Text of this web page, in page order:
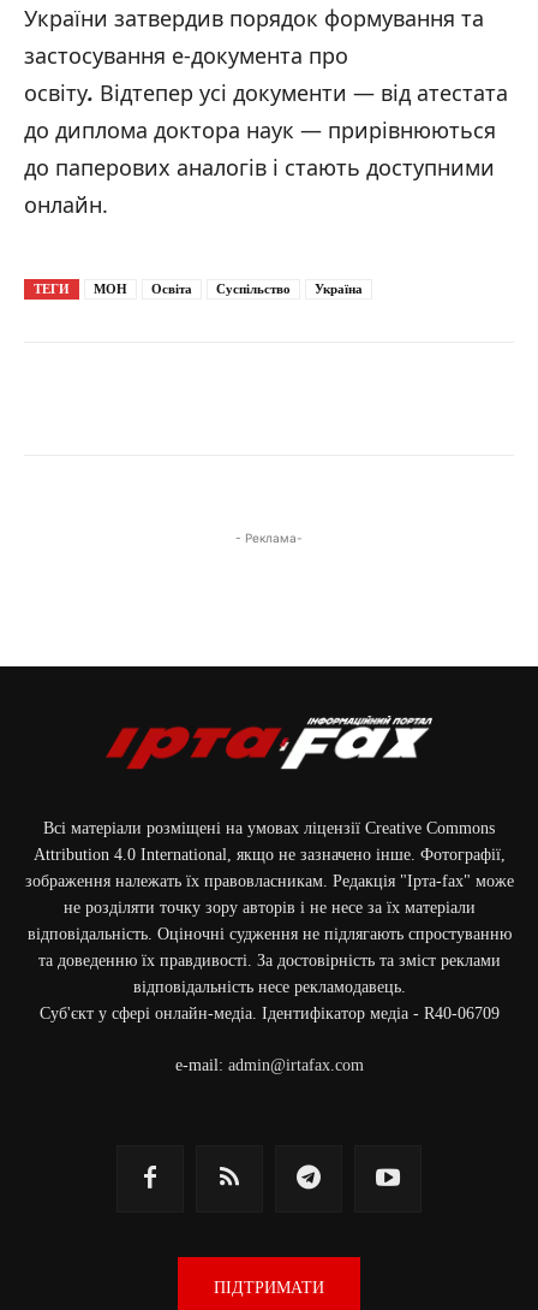
України затвердив порядок формування та
застосування е-документа про
освіту. Відтепер усі документи — від атестата
до диплома доктора наук — прирівнюються
до паперових аналогів і стають доступними
онлайн.
ТЕГИ МОН Освіта Суспільство Україна
- Реклама-
Всі матеріали розміщені на умовах ліцензії Creative Commons
Attribution 4.0 International, якщо не зазначено інше. Фотографії,
зображення належать їх правовласникам. Редакція "Ірта-fax" може
не розділяти точку зору авторів і не несе за їх матеріали
відповідальність. Оціночні судження не підлягають спростуванню
та доведенню їх правдивості. За достовірність та зміст реклами
відповідальність несе рекламодавець.
Cуб'єкт у сфері онлайн-медіа. Ідентифікатор медіа - R40-06709
e-mail: admin@irtafax.com
ПІДТРИМАТИ